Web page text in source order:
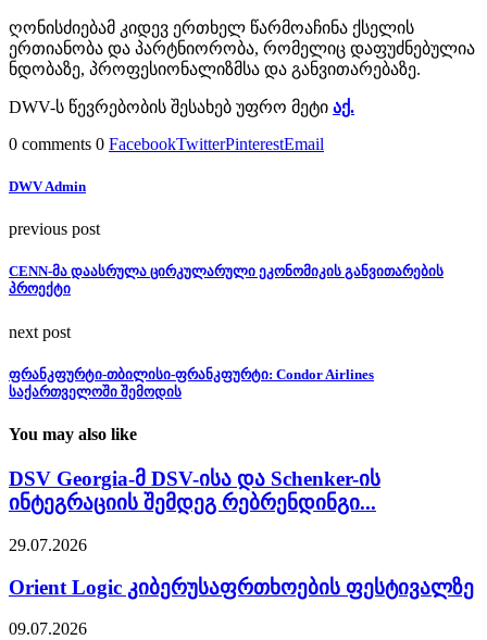
ღონისძიებამ კიდევ ერთხელ წარმოაჩინა ქსელის
ერთიანობა და პარტნიორობა, რომელიც დაფუძნებულია
ნდობაზე, პროფესიონალიზმსა და განვითარებაზე.
DWV-ს წევრებობის შესახებ უფრო მეტი აქ.
0 comments 0 FacebookTwitterPinterestEmail
DWV Admin
previous post
CENN-მა დაასრულა ცირკულარული ეკონომიკის განვითარების
პროექტი
next post
ფრანკფურტი-თბილისი-ფრანკფურტი: Condor Airlines
საქართველოში შემოდის
You may also like
DSV Georgia-მ DSV-ისა და Schenker-ის
ინტეგრაციის შემდეგ რებრენდინგი...
29.07.2026
Orient Logic კიბერუსაფრთხოების ფესტივალზე
09.07.2026